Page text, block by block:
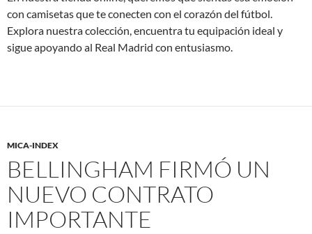
con camisetas que te conecten con el corazón del fútbol.
Explora nuestra colección, encuentra tu equipación ideal y
sigue apoyando al Real Madrid con entusiasmo.
MICA-INDEX
BELLINGHAM FIRMÓ UN
NUEVO CONTRATO
IMPORTANTE